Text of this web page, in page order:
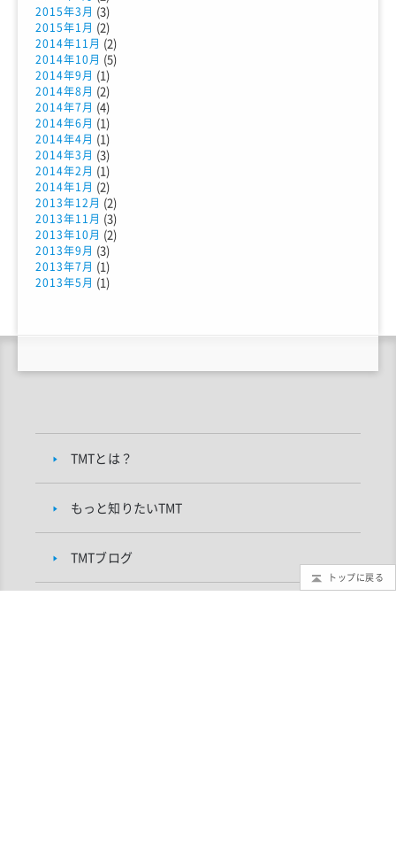
2015年3月 (3)
2015年1月 (2)
2014年11月 (2)
2014年10月 (5)
2014年9月 (1)
2014年8月 (2)
2014年7月 (4)
2014年6月 (1)
2014年4月 (1)
2014年3月 (3)
2014年2月 (1)
2014年1月 (2)
2013年12月 (2)
2013年11月 (3)
2013年10月 (2)
2013年9月 (3)
2013年7月 (1)
2013年5月 (1)
TMTとは？
もっと知りたいTMT
TMTブログ
トップに戻る